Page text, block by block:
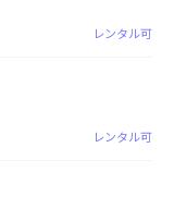
レンタル可
レンタル可